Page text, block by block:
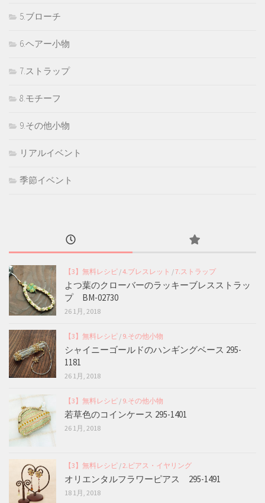
5.ブローチ
6.ヘアー小物
7.ストラップ
8.モチーフ
9.その他小物
リアルイベント
季節イベント
【3】無料レシピ /4.ブレスレット /7.ストラップ
よつ葉のクローバーのラッキーブレスストラッ
プ BM-02730
26 1月, 2018
【3】無料レシピ / 9.その他小物
シャイニーゴールドのハンギングベース 295-
1181
26 1月, 2018
【3】無料レシピ / 9.その他小物
若草色のコインケース 295-1401
26 1月, 2018
【3】無料レシピ /2.ピアス・イヤリング
オリエンタルフラワーピアス 295-1491
18 1月, 2018